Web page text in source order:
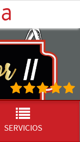
SERVICIOS